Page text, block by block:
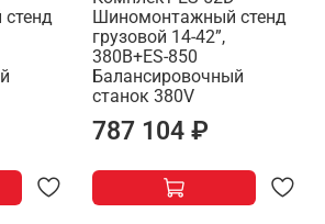
Шиномонтажный стенд
грузовой 14-42”,
380В+ES-850
Балансировочный
станок 380V
787 104 ₽